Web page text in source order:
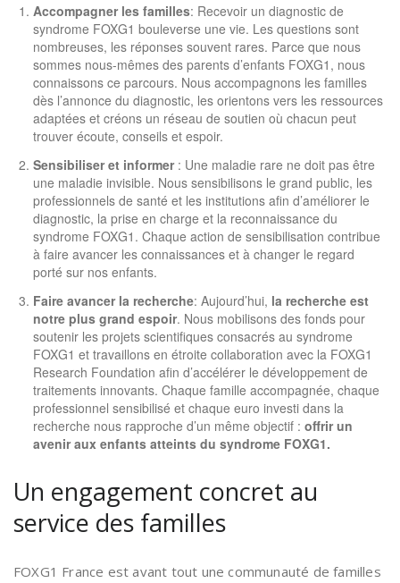
Accompagner les familles: Recevoir un diagnostic de
syndrome FOXG1 bouleverse une vie. Les questions sont
nombreuses, les réponses souvent rares. Parce que nous
sommes nous-mêmes des parents d’enfants FOXG1, nous
connaissons ce parcours. Nous accompagnons les familles
dès l’annonce du diagnostic, les orientons vers les ressources
adaptées et créons un réseau de soutien où chacun peut
trouver écoute, conseils et espoir.
Sensibiliser et informer: Une maladie rare ne doit pas être
une maladie invisible. Nous sensibilisons le grand public, les
professionnels de santé et les institutions afin d’améliorer le
diagnostic, la prise en charge et la reconnaissance du
syndrome FOXG1. Chaque action de sensibilisation contribue
à faire avancer les connaissances et à changer le regard
porté sur nos enfants.
Faire avancer la recherche: Aujourd’hui, la recherche est
notre plus grand espoir. Nous mobilisons des fonds pour
soutenir les projets scientifiques consacrés au syndrome
FOXG1 et travaillons en étroite collaboration avec la FOXG1
Research Foundation afin d’accélérer le développement de
traitements innovants. Chaque famille accompagnée, chaque
professionnel sensibilisé et chaque euro investi dans la
recherche nous rapproche d’un même objectif : offrir un
avenir aux enfants atteints du syndrome FOXG1.
Un engagement concret au
service des familles
FOXG1 France est avant tout une communauté de familles